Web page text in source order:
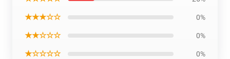
★★★☆☆ 0%
★★☆☆☆ 0%
★☆☆☆☆ 0%